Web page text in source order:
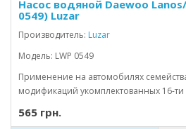
Насос водяной Daewoo
0549) Luzar
Производитель: Luzar
Модель: LWP 0549
Применение на автомобилях
модификаций укомплектованных 16-ти
565 грн.